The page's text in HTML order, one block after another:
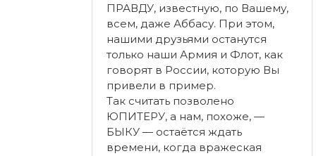
ПРАВДУ, известную, по Вашему,
всем, даже Аббасу. При этом,
нашими друзьями останутся
только наши Армия и Флот, как
говорят в России, которую Вы
привели в пример.
Так считать позволено
ЮПИТЕРУ, а нам, похоже, —
БЫКУ — остаётся ждать
времени, когда вражеская